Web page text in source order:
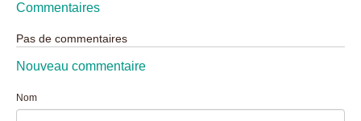
Commentaires
Pas de commentaires
Nouveau commentaire
Nom